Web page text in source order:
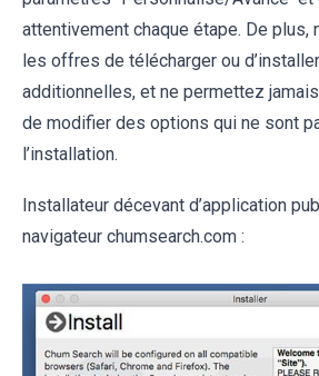
attentivement chaque étape. De plus,
les offres de télécharger ou
additionnelles, et ne permettez
de modifier des options qui ne sont
l’installation.
Installateur décevant d’application
navigateur chumsearch.com :